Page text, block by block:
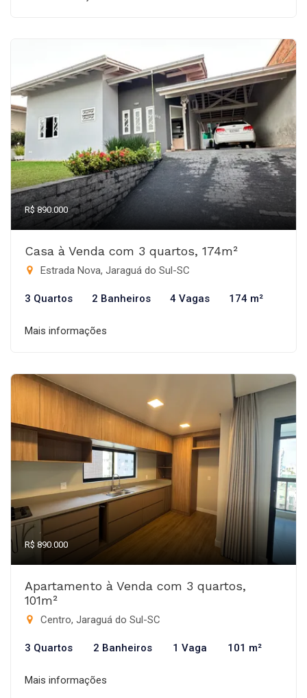
R$ 890.000
Casa à Venda com 3 quartos, 174m²
Estrada Nova, Jaraguá do Sul-SC
3 Quartos 2 Banheiros 4 Vagas 174 m²
Mais informações
R$ 890.000
Apartamento à Venda com 3 quartos,
101m²
Centro, Jaraguá do Sul-SC
3 Quartos 2 Banheiros 1 Vaga 101 m²
Mais informações